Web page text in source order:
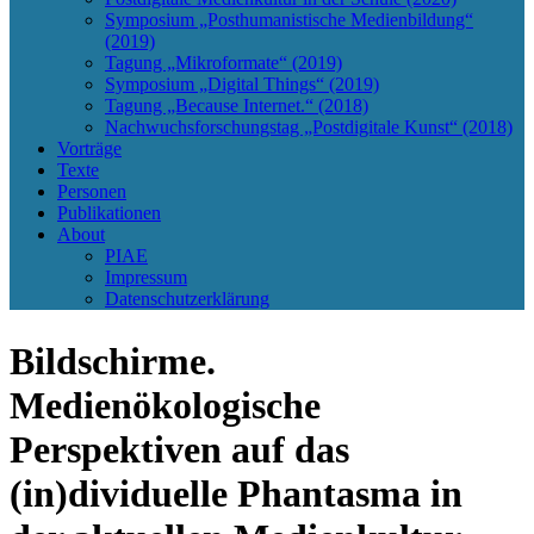
Symposium „Posthumanistische Medienbildung“
(2019)
Tagung „Mikroformate“ (2019)
Symposium „Digital Things“ (2019)
Tagung „Because Internet.“ (2018)
Nachwuchsforschungstag „Postdigitale Kunst“ (2018)
Vorträge
Texte
Personen
Publikationen
About
PIAE
Impressum
Datenschutzerklärung
Bildschirme.
Medienökologische
Perspektiven auf das
(in)dividuelle Phantasma in